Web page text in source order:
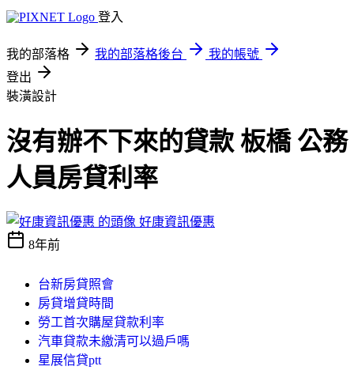
登入
我的部落格 我的部落格後台
我的帳號
登出
裝潢設計
沒有辦不下來的貸款 板橋 公務
人員房貸利率
好康資訊優惠
8年前
台新房貸照會
房貸增貸時間
勞工首次購屋貸款利率
汽車貸款未繳清可以過戶嗎
星展信貸ptt